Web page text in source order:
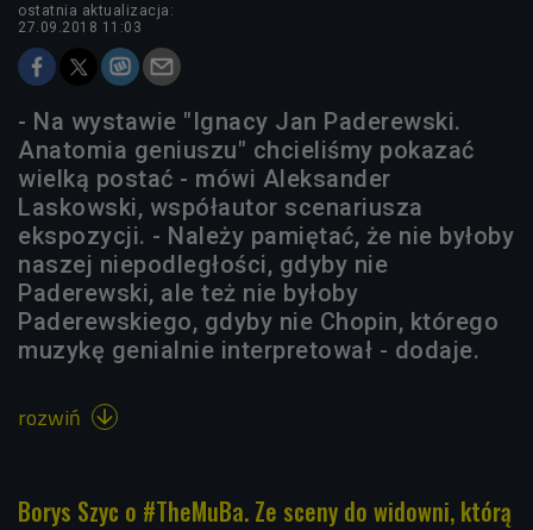
ostatnia aktualizacja:
27.09.2018 11:03
- Na wystawie "Ignacy Jan Paderewski.
Anatomia geniuszu" chcieliśmy pokazać
wielką postać - mówi Aleksander
Laskowski, współautor scenariusza
ekspozycji. - Należy pamiętać, że nie byłoby
naszej niepodległości, gdyby nie
Paderewski, ale też nie byłoby
Paderewskiego, gdyby nie Chopin, którego
muzykę genialnie interpretował - dodaje.
rozwiń 
Borys Szyc o #TheMuBa. Ze sceny do widowni, którą